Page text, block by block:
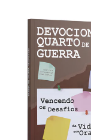
transformando
o louvor e o
Especificações
Tradução: